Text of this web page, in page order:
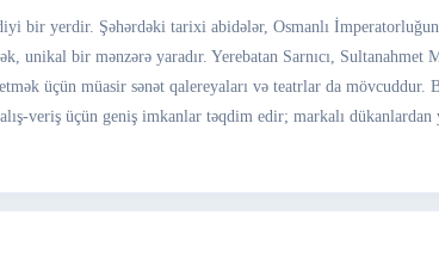
bir yerdir. Şəhərdəki tarixi abidələr, Osmanlı
bir mənzərə yaradır. Yerebatan Sarnıcı, Sultanahmet
üçün müasir sənət qalereyaları və teatrlar da
veriş üçün geniş imkanlar təqdim edir; markalı